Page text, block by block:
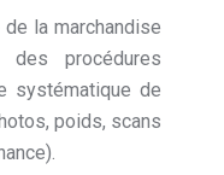
la marchandise
procédures
systématique de
poids, scans